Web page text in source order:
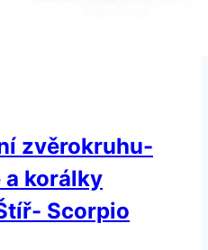
zvěrokruhu-
a korálky
Scorpio